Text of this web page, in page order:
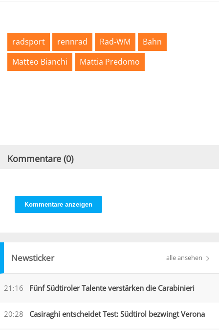
radsport rennrad Rad-WM
Bahn
Matteo Bianchi
Mattia Predomo
Kommentare (0)
Kommentare anzeigen
Newsticker alle ansehen
21:16 Fünf Südtiroler Talente verstärken die Carabinieri
20:28 Casiraghi entscheidet Test: Südtirol bezwingt Verona